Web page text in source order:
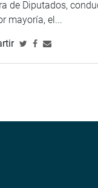
la que llegó
dejando heridos y
trasladar ayuda
de Diputados,
mayoría, el...